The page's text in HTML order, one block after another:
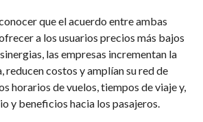
que el acuerdo entre ambas
a los usuarios precios más bajos
las empresas incrementan la
costos y amplían su red de
horarios de vuelos, tiempos de viaje y,
y beneficios hacia los pasajeros.